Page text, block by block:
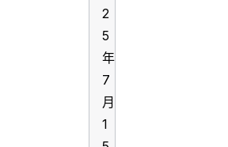
2
5
年
7
月
1